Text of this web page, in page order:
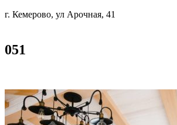
г. Кемерово, ул Арочная, 41
051